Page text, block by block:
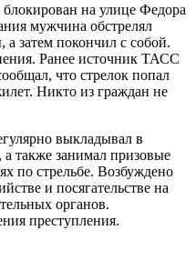
на улице Федора
мужчина обстрелял
затем покончил с собой.
Ранее источник ТАСС
что стрелок попал
Никто из граждан не
выкладывал в
также занимал призовые
по стрельбе. Возбуждено
и посягательстве на
органов.
преступления.